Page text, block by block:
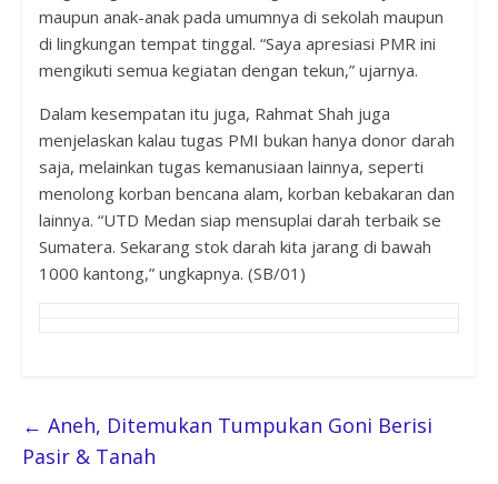
maupun anak-anak pada umumnya di sekolah maupun
di lingkungan tempat tinggal. “Saya apresiasi PMR ini
mengikuti semua kegiatan dengan tekun,” ujarnya.
Dalam kesempatan itu juga, Rahmat Shah juga
menjelaskan kalau tugas PMI bukan hanya donor darah
saja, melainkan tugas kemanusiaan lainnya, seperti
menolong korban bencana alam, korban kebakaran dan
lainnya. “UTD Medan siap mensuplai darah terbaik se
Sumatera. Sekarang stok darah kita jarang di bawah
1000 kantong,” ungkapnya. (SB/01)
← Aneh, Ditemukan Tumpukan Goni Berisi
Pasir & Tanah